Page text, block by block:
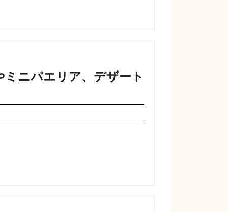
ニパエリア、デザート